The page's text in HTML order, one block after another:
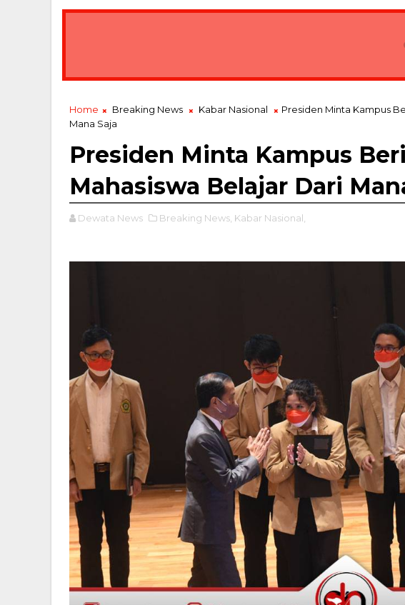
Home Breaking News Kabar Nasional
Presiden Minta Kampus
Mana Saja
Presiden Minta Kampus
Mahasiswa Belajar Dari
Dewata News Breaking News, Kabar Nasional,